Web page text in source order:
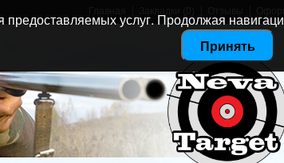
услуг. Продолжая
Принять